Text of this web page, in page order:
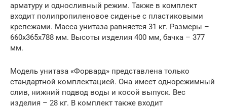
арматуру и односливный режим. Также в комплект
входит полипропиленовое сиденье с пластиковыми
крепежами. Масса унитаза равняется 31 кг. Размеры –
660х365х788 мм. Высоты изделия 400 мм, бачка – 377
мм.
Модель унитаза «Форвард» представлена только
стандартной комплектацией. Она имеет однорежимный
слив, нижний подвод воды и косой выпуск. Вес
изделия – 28 кг. В комплект также входит